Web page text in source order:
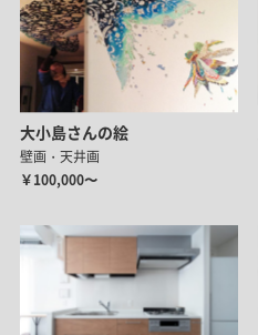
大小島さんの絵
壁画・天井画
￥100,000〜